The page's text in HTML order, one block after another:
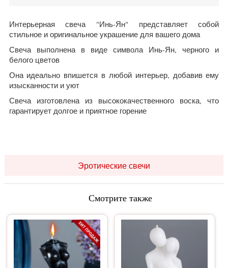
Интерьерная свеча "Инь-Ян" представляет собой
стильное и оригинальное украшение для вашего дома
Свеча выполнена в виде символа Инь-Ян, черного и
белого цветов
Она идеально впишется в любой интерьер, добавив ему
изысканности и уют
Свеча изготовлена из высококачественного воска, что
гарантирует долгое и приятное горение
Эротические свечи
Смотрите также